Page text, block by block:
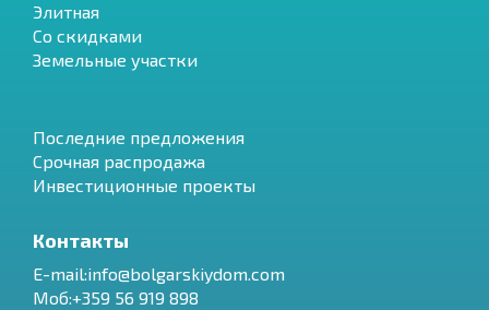
Элитная
Со скидками
Земельные участки
Последние предложения
Срочная распродажа
Инвестиционные проекты
Контакты
E-mail:info@bolgarskiydom.com
Моб:+359 56 919 898